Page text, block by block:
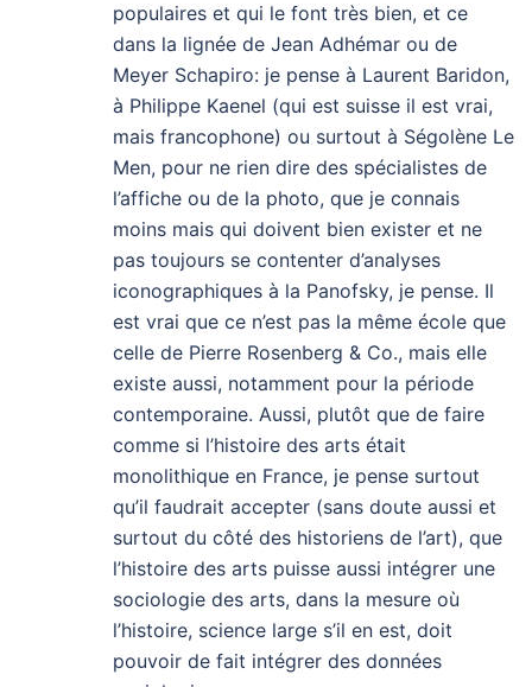
populaires et qui le font très bien, et ce
dans la lignée de Jean Adhémar ou de
Meyer Schapiro: je pense à Laurent Baridon,
à Philippe Kaenel (qui est suisse il est vrai,
mais francophone) ou surtout à Ségolène Le
Men, pour ne rien dire des spécialistes de
l’affiche ou de la photo, que je connais
moins mais qui doivent bien exister et ne
pas toujours se contenter d’analyses
iconographiques à la Panofsky, je pense. Il
est vrai que ce n’est pas la même école que
celle de Pierre Rosenberg & Co., mais elle
existe aussi, notamment pour la période
contemporaine. Aussi, plutôt que de faire
comme si l’histoire des arts était
monolithique en France, je pense surtout
qu’il faudrait accepter (sans doute aussi et
surtout du côté des historiens de l’art), que
l’histoire des arts puisse aussi intégrer une
sociologie des arts, dans la mesure où
l’histoire, science large s’il en est, doit
pouvoir de fait intégrer des données